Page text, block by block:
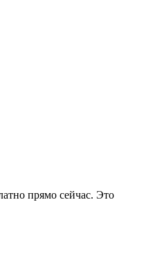
прямо сейчас. Это